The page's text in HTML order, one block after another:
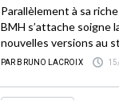
Parallèlement à sa
BMH s’attache soigne
nouvelles versions au
PAR BRUNO LACROIX